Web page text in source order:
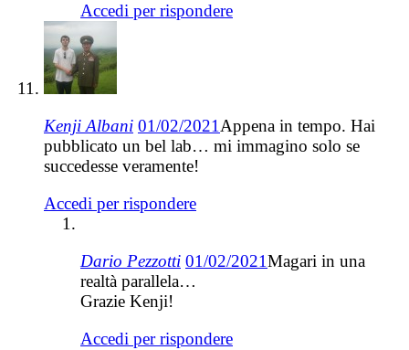
Accedi per rispondere
Kenji Albani 01/02/2021Appena in tempo. Hai
pubblicato un bel lab… mi immagino solo se
succedesse veramente!
Accedi per rispondere
Dario Pezzotti 01/02/2021Magari in una
realtà parallela…
Grazie Kenji!
Accedi per rispondere